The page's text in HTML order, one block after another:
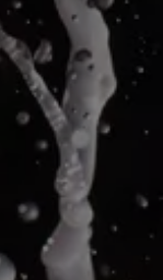
moins.
de ce site.